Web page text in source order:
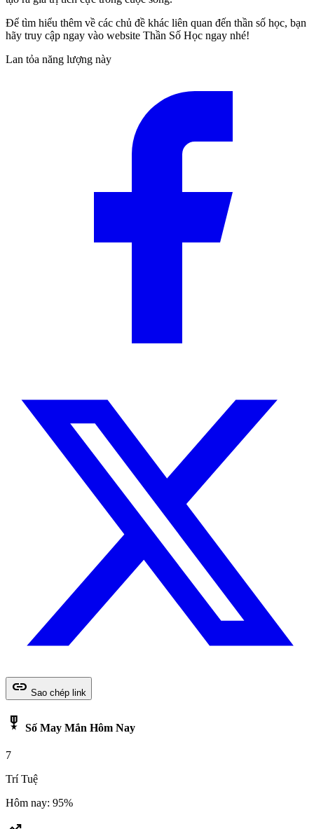
Để tìm hiểu thêm về các chủ đề khác liên quan đến thần số học, bạn
hãy truy cập ngay vào website Thần Số Học ngay nhé!
Lan tỏa năng lượng này
link Sao chép link
military_tech Số May Mắn Hôm Nay
7
Trí Tuệ
Hôm nay: 95%